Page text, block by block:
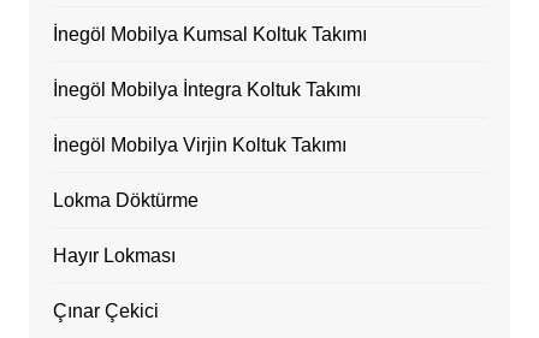
İnegöl Mobilya Kumsal Koltuk Takımı
İnegöl Mobilya İntegra Koltuk Takımı
İnegöl Mobilya Virjin Koltuk Takımı
Lokma Döktürme
Hayır Lokması
Çınar Çekici